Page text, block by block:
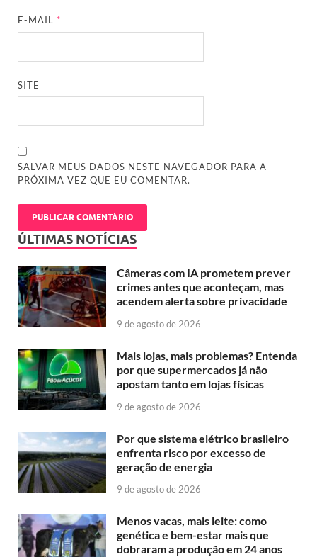
E-MAIL*
SITE
SALVAR MEUS DADOS NESTE NAVEGADOR PARA A
PRÓXIMA VEZ QUE EU COMENTAR.
ÚLTIMAS NOTÍCIAS
Câmeras com IA prometem prever
crimes antes que aconteçam, mas
acendem alerta sobre privacidade
9 de agosto de 2026
Mais lojas, mais problemas? Entenda
por que supermercados já não
apostam tanto em lojas físicas
9 de agosto de 2026
Por que sistema elétrico brasileiro
enfrenta risco por excesso de
geração de energia
9 de agosto de 2026
Menos vacas, mais leite: como
genética e bem-estar mais que
dobraram a produção em 24 anos